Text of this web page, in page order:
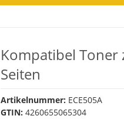
Kompatibel Toner
Seiten
Artikelnummer: ECE505A
GTIN: 4260655065304